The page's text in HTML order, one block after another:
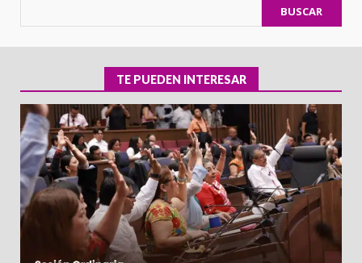
BUSCAR
TE PUEDEN INTERESAR